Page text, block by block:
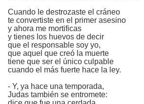
Cuando le destrozaste el cráneo
te convertiste en el primer asesino
y ahora me mortificas
y tienes los huevos de decir
que el responsable soy yo,
que aquel que creó la muerte
tiene que ser el único culpable
cuando el más fuerte hace la ley.
- Y, ya hace una temporada,
Judas también se entromete: